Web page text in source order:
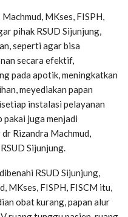
MKses, FISPH,
pihak RSUD Sijunjung,
seperti agar bisa
secara efektif,
pada apotik, meningkatkan
meyediakan papan
instalasi pelayanan
juga menjadi
Rizandra Machmud,
Sijunjung.
RSUD Sijunjung,
MKses, FISPH, FISCM itu,
obat kurang, papan alur